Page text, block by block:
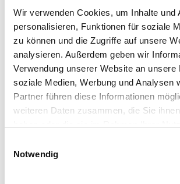
Wir verwenden Cookies, um Inhalte und
personalisieren, Funktionen für soziale
zu können und die Zugriffe auf unsere
analysieren. Außerdem geben wir
Verwendung unserer Website an unsere
soziale Medien, Werbung und Analysen
Partner führen diese Informationen
weiteren Daten zusammen, die Sie
Notwendig
Reisedauer auswählen